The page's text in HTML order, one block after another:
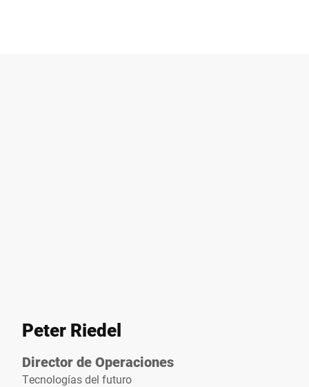
Peter Riedel
Director de Operaciones
Tecnologías del futuro